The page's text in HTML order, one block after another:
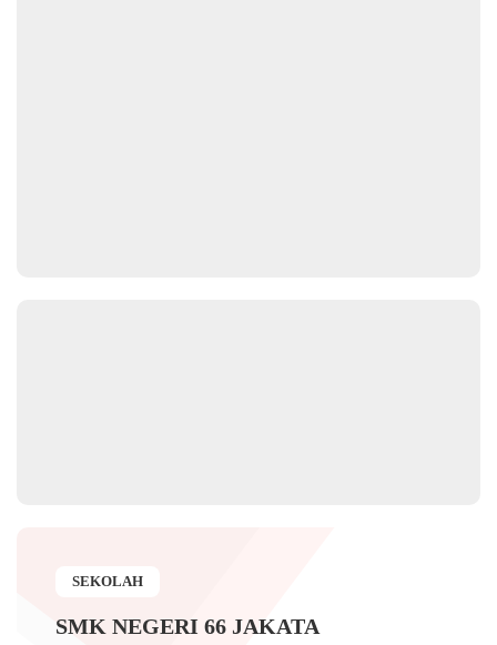
SEKOLAH
SMK NEGERI 66 JAKATA